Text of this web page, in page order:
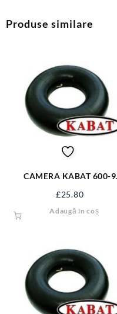
Produse similare
CAMERA KABAT 600-9
£25.80
Adaugă în coș